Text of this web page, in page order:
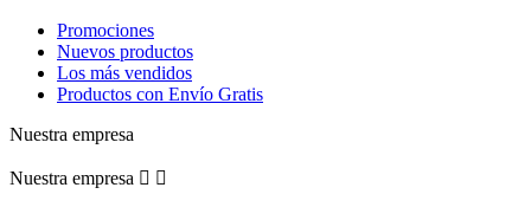
Promociones
Nuevos productos
Los más vendidos
Productos con Envío Gratis
Nuestra empresa
Nuestra empresa  